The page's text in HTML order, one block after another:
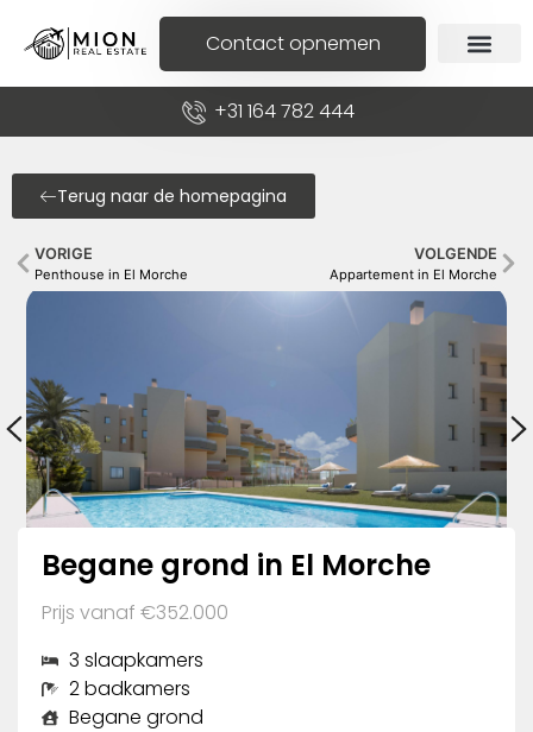
Contact opnemen
+31 164 782 444
Terug naar de homepagina
VORIGE
Penthouse in El Morche
VOLGENDE
Appartement in El Morche
Begane grond in El Morche
Prijs vanaf €352.000
3 slaapkamers
2 badkamers
Begane grond